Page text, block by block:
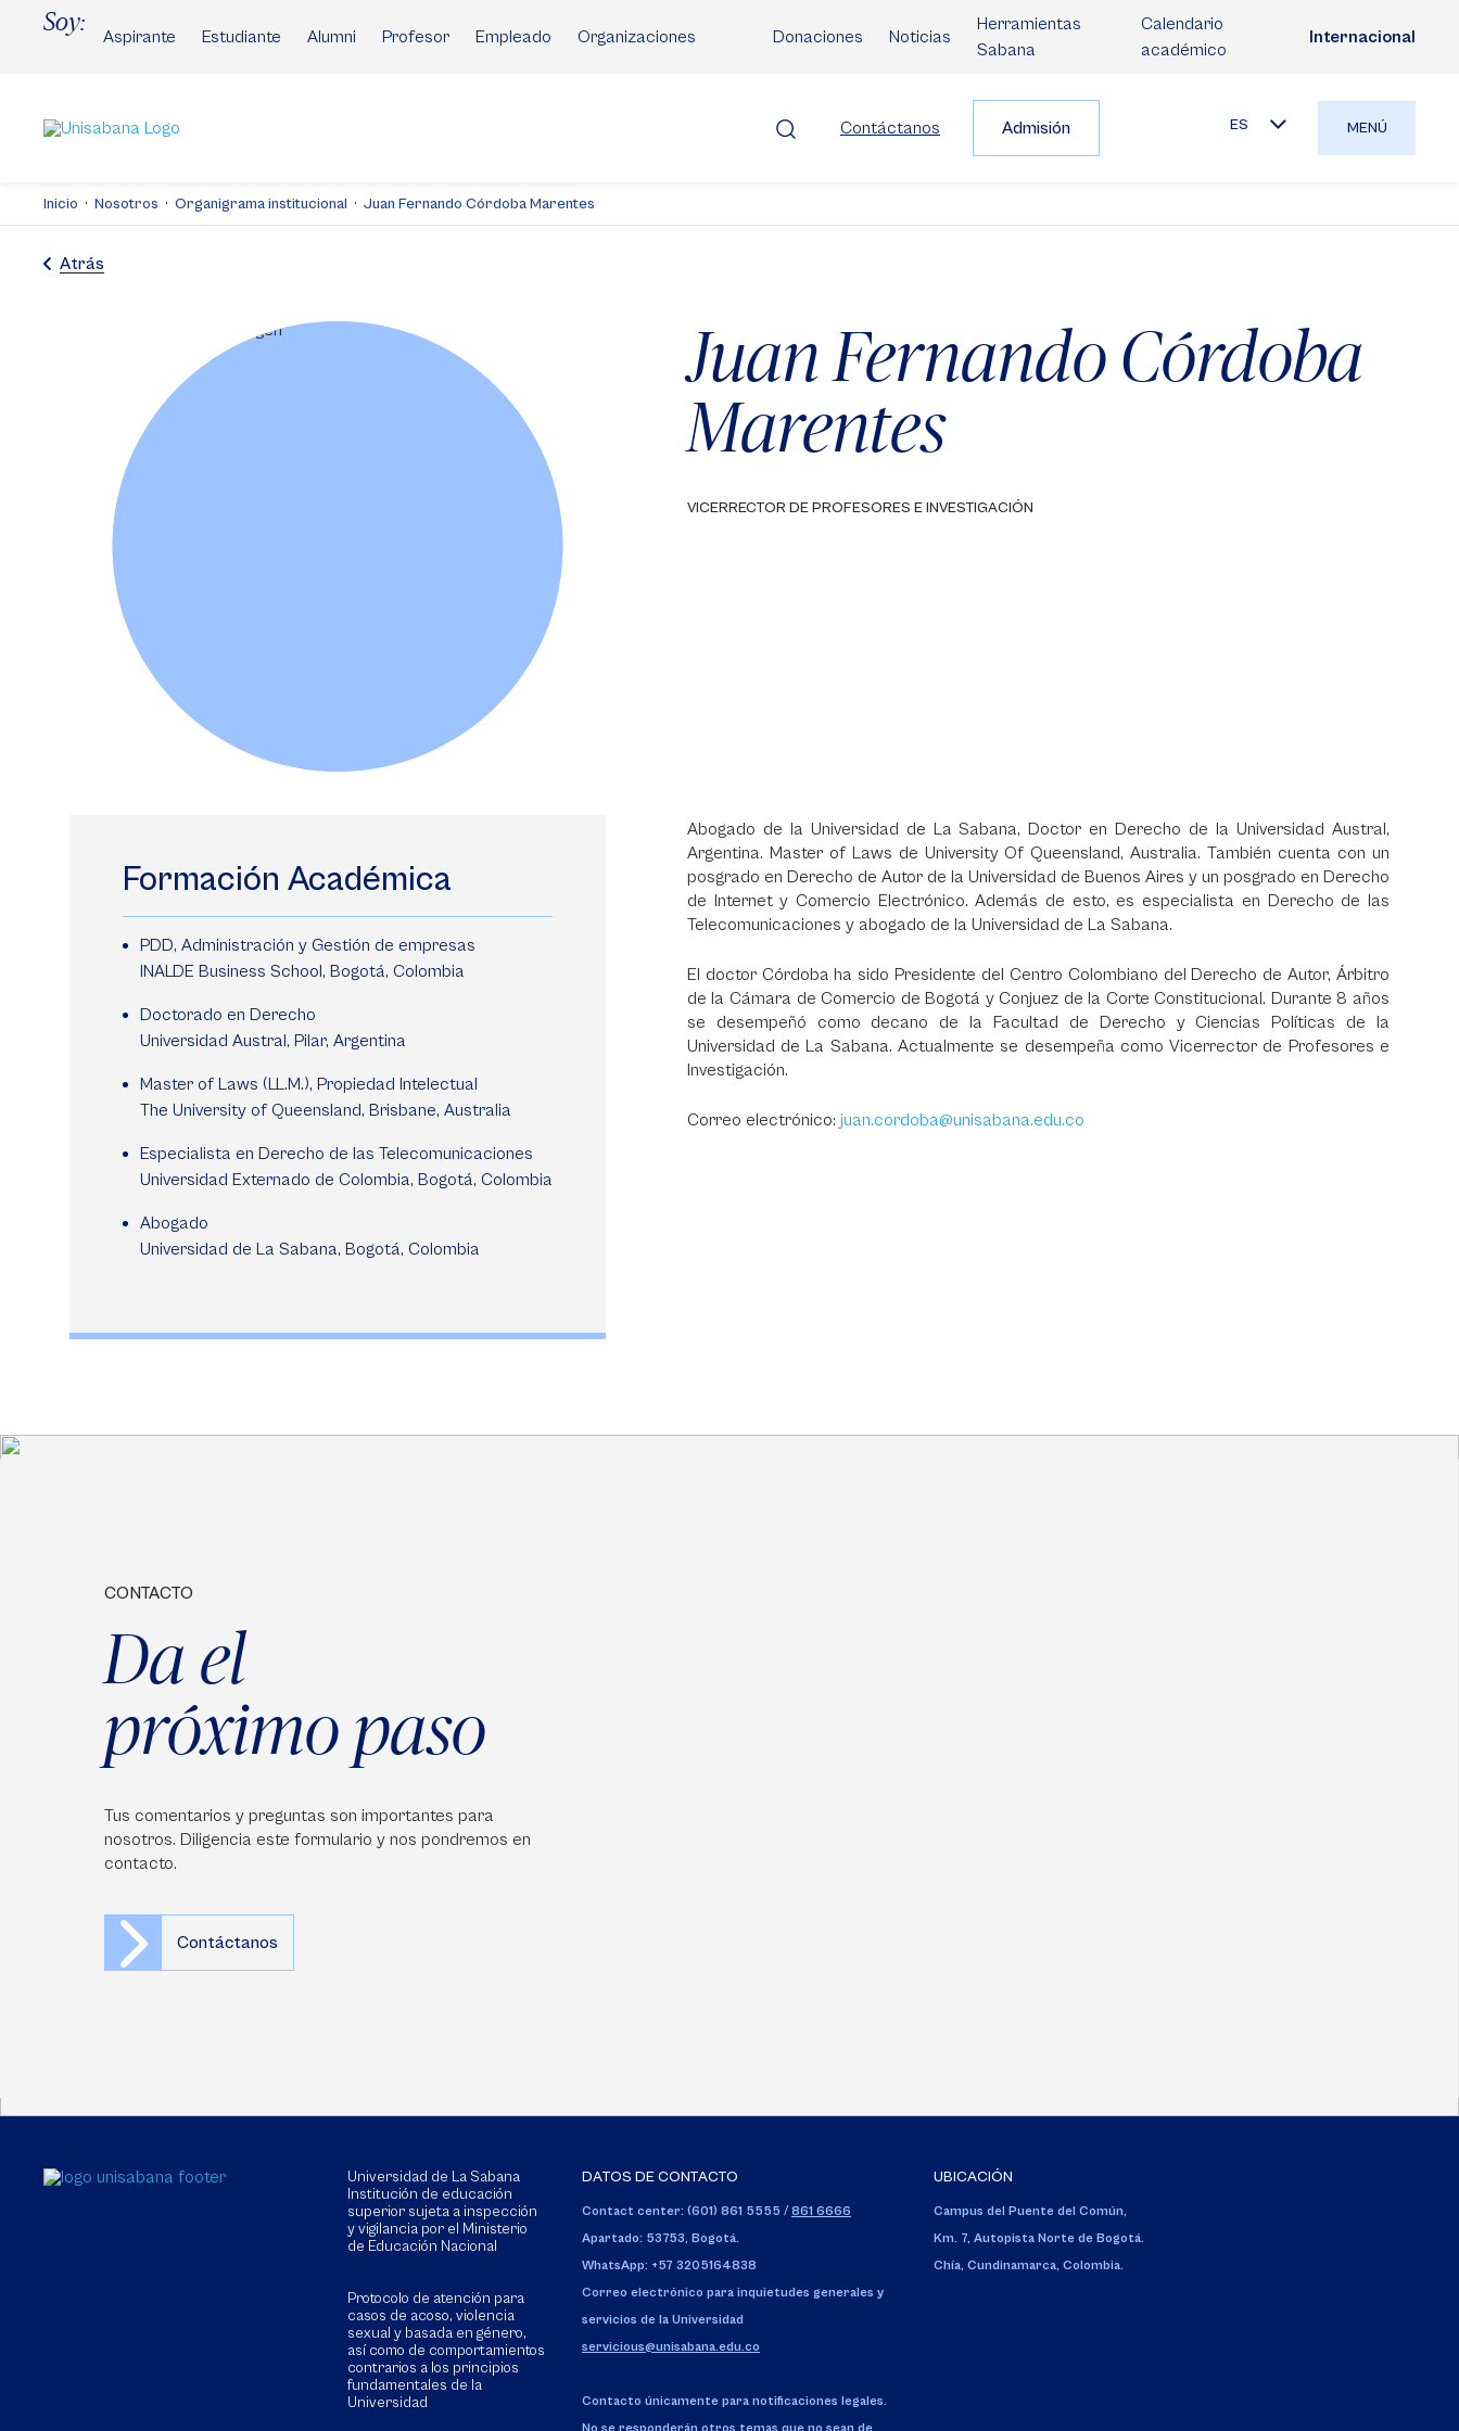
Soy:
Aspirante Estudiante Alumni Profesor Empleado Organizaciones Donaciones Noticias
Herramientas
Sabana
Calendario
académico
Internacional
Contáctanos Admisión ES MENÚ
Inicio Nosotros Organigrama institucional Juan Fernando Córdoba Marentes
Atrás
Juan Fernando Córdoba
Marentes
VICERRECTOR DE PROFESORES E INVESTIGACIÓN
Formación Académica
PDD, Administración y Gestión de empresas
INALDE Business School, Bogotá, Colombia
Doctorado en Derecho
Universidad Austral, Pilar, Argentina
Master of Laws (LL.M.), Propiedad Intelectual
The University of Queensland, Brisbane, Australia
Especialista en Derecho de las Telecomunicaciones
Universidad Externado de Colombia, Bogotá, Colombia
Abogado
Universidad de La Sabana, Bogotá, Colombia
Abogado de la Universidad de La Sabana, Doctor en Derecho de la Universidad Austral,
Argentina. Master of Laws de University Of Queensland, Australia. También cuenta con un
posgrado en Derecho de Autor de la Universidad de Buenos Aires y un posgrado en Derecho
de Internet y Comercio Electrónico. Además de esto, es especialista en Derecho de las
Telecomunicaciones y abogado de la Universidad de La Sabana.
El doctor Córdoba ha sido Presidente del Centro Colombiano del Derecho de Autor, Árbitro
de la Cámara de Comercio de Bogotá y Conjuez de la Corte Constitucional. Durante 8 años
se desempeñó como decano de la Facultad de Derecho y Ciencias Políticas de la
Universidad de La Sabana. Actualmente se desempeña como Vicerrector de Profesores e
Investigación.
Correo electrónico: juan.cordoba@unisabana.edu.co
CONTACTO
Da el
próximo paso
Tus comentarios y preguntas son importantes para
nosotros. Diligencia este formulario y nos pondremos en
contacto.
Contáctanos
Universidad de La Sabana
Institución de educación
superior sujeta a inspección
y vigilancia por el Ministerio
de Educación Nacional
Protocolo de atención para
casos de acoso, violencia
sexual y basada en género,
así como de comportamientos
contrarios a los principios
fundamentales de la
Universidad
DATOS DE CONTACTO
Contact center: (601) 861 5555 / 861 6666
Apartado: 53753, Bogotá.
WhatsApp: +57 3205164838
Correo electrónico para inquietudes generales y
servicios de la Universidad
servicious@unisabana.edu.co
Contacto únicamente para notificaciones legales.
UBICACIÓN
Campus del Puente del Común,
Km. 7, Autopista Norte de Bogotá.
Chía, Cundinamarca, Colombia.